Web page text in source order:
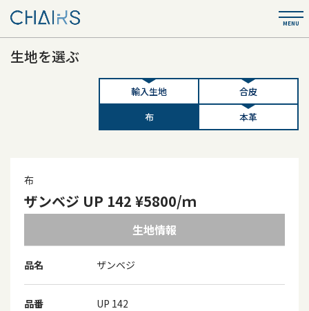
生地を選ぶ
輸入生地
合皮
布
本革
布
ザンベジ UP 142 ¥5800/ｍ
生地情報
品名 ザンベジ
品番 UP 142